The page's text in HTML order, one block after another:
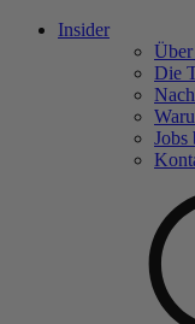
Insider
Die
Jobs